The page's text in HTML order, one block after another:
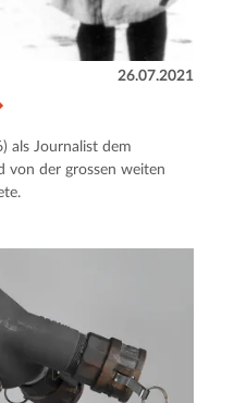
26.07.2021
als Journalist dem
von der grossen weiten